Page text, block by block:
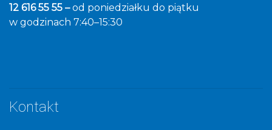
12 616 55 55 –od poniedziałku do piątku
w godzinach 7:40–15:30
Kontakt